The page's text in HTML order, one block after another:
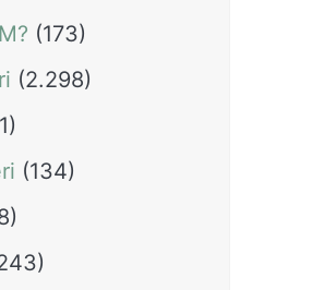
(173)
(2.298)
(134)